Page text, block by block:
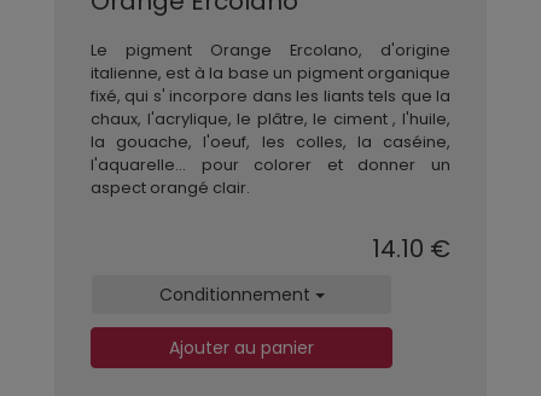
Le pigment Orange Ercolano, d'origine
italienne, est à la base un pigment organique
fixé, qui s' incorpore dans les liants tels que la
chaux, l'acrylique, le plâtre, le ciment , l'huile,
la gouache, l'oeuf, les colles, la caséine,
l'aquarelle... pour colorer et donner un
aspect orangé clair.
14.10 €
Conditionnement
Ajouter au panier